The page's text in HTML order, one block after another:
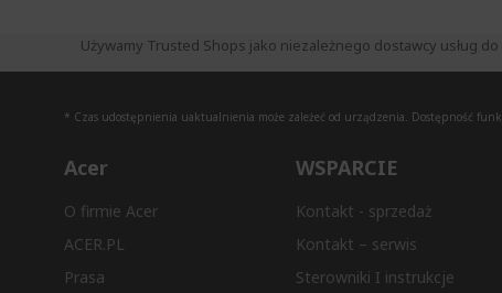
Używamy Trusted Shops jako niezależnego dostawcy usług
* Czas udostępnienia uaktualnienia może zależeć od urządzenia. Dostępność
Acer
O firmie Acer
ACER.PL
Prasa
WSPARCIE
Kontakt - sprzedaż
Kontakt – serwis
Sterowniki I instrukcje